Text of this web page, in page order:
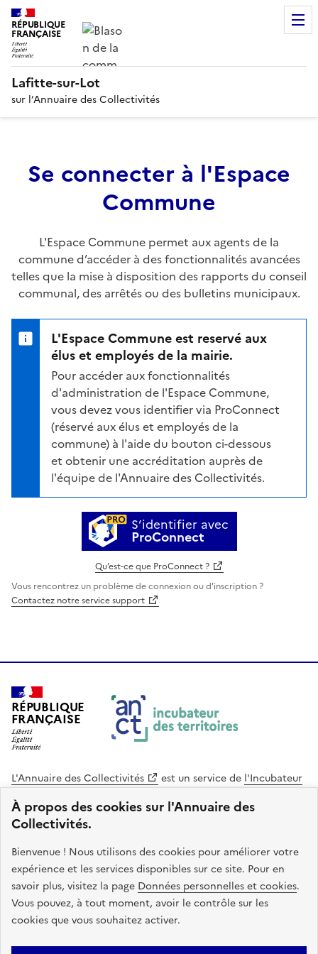
À propos des cookies sur l'Annuaire des
Collectivités.
Bienvenue ! Nous utilisons des cookies pour améliorer votre
expérience et les services disponibles sur ce site. Pour en
savoir plus, visitez la page Données personnelles et cookies.
Vous pouvez, à tout moment, avoir le contrôle sur les
cookies que vous souhaitez activer.
RÉPUBLIQUE
FRANÇAISE
Lafitte-sur-Lot
sur l’Annuaire des Collectivités
Se connecter à l'Espace
Commune
L'Espace Commune permet aux agents de la
commune d’accéder à des fonctionnalités avancées
telles que la mise à disposition des rapports du conseil
communal, des arrêtés ou des bulletins municipaux.
L'Espace Commune est reservé aux
élus et employés de la mairie.
Pour accéder aux fonctionnalités
d'administration de l'Espace Commune,
vous devez vous identifier via ProConnect
(réservé aux élus et employés de la
commune) à l'aide du bouton ci-dessous
et obtenir une accréditation auprès de
l'équipe de l'Annuaire des Collectivités.
S’identifier avec
ProConnect
Qu’est-ce que ProConnect ?
Vous rencontrez un problème de connexion ou d'inscription ?
Contactez notre service support
RÉPUBLIQUE
FRANÇAISE
L'Annuaire des Collectivités est un service de l'Incubateur
Cohésion des Territoires
. Le code source de ce site web
est disponible en licence libre. Le design de ce site est conçu
avec le système de design de l’État.
legifrance.gouv.fr
info.gouv.fr
service-public.gouv.fr
data.gouv.fr
Plan du site Accessibilite : non conforme Mentions légales